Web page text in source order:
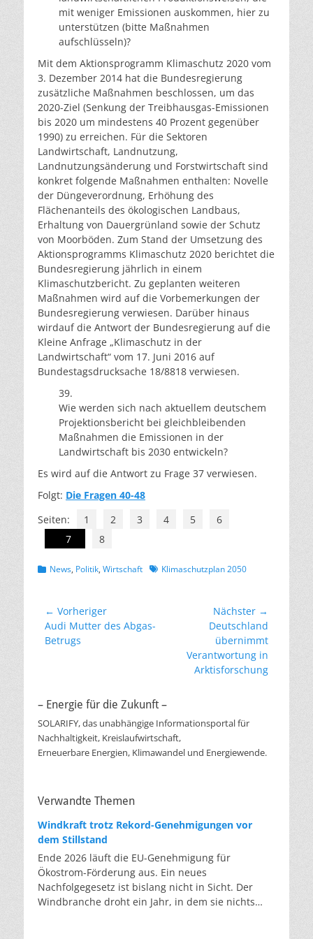
mit weniger Emissionen auskommen, hier zu
unterstützen (bitte Maßnahmen
aufschlüsseln)?
Mit dem Aktionsprogramm Klimaschutz 2020 vom
3. Dezember 2014 hat die Bundesregierung
zusätzliche Maßnahmen beschlossen, um das
2020-Ziel (Senkung der Treibhausgas-Emissionen
bis 2020 um mindestens 40 Prozent gegenüber
1990) zu erreichen. Für die Sektoren
Landwirtschaft, Landnutzung,
Landnutzungsänderung und Forstwirtschaft sind
konkret folgende Maßnahmen enthalten: Novelle
der Düngeverordnung, Erhöhung des
Flächenanteils des ökologischen Landbaus,
Erhaltung von Dauergrünland sowie der Schutz
von Moorböden. Zum Stand der Umsetzung des
Aktionsprogramms Klimaschutz 2020 berichtet die
Bundesregierung jährlich in einem
Klimaschutzbericht. Zu geplanten weiteren
Maßnahmen wird auf die Vorbemerkungen der
Bundesregierung verwiesen. Darüber hinaus
wirdauf die Antwort der Bundesregierung auf die
Kleine Anfrage „Klimaschutz in der
Landwirtschaft“ vom 17. Juni 2016 auf
Bundestagsdrucksache 18/8818 verwiesen.
39.
Wie werden sich nach aktuellem deutschem
Projektionsbericht bei gleichbleibenden
Maßnahmen die Emissionen in der
Landwirtschaft bis 2030 entwickeln?
Es wird auf die Antwort zu Frage 37 verwiesen.
Folgt: Die Fragen 40-48
Seiten:
1 2 3 4 5
6
7
8
Kategorien
News, Politik, Wirtschaft Schlagworte
Klimaschutzplan 2050
Beitragsnavigation
← Vorheriger
Vorheriger
Beitrag:
Audi Mutter des Abgas-
Betrugs
Nächster →
Deutschland
übernimmt
Verantwortung in
Arktisforschung
– Energie für die Zukunft –
SOLARIFY, das unabhängige Informationsportal für
Nachhaltigkeit, Kreislaufwirtschaft,
Erneuerbare Energien, Klimawandel und Energiewende.
Verwandte Themen
Windkraft trotz Rekord-Genehmigungen vor
dem Stillstand
Ende 2026 läuft die EU-Genehmigung für
Ökostrom-Förderung aus. Ein neues
Nachfolgegesetz ist bislang nicht in Sicht. Der
Windbranche droht ein Jahr, in dem sie nichts